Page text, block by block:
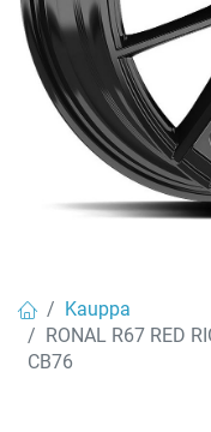
Kauppa
RONAL R67 RED
CB76